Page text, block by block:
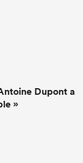
Dupont a
»